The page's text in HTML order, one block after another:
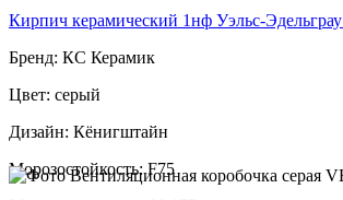
Кирпич керамический 1нф Уэльс-
Бренд: КС Керамик
Цвет: серый
Дизайн: Кёнигштайн
Морозостойкость: F75